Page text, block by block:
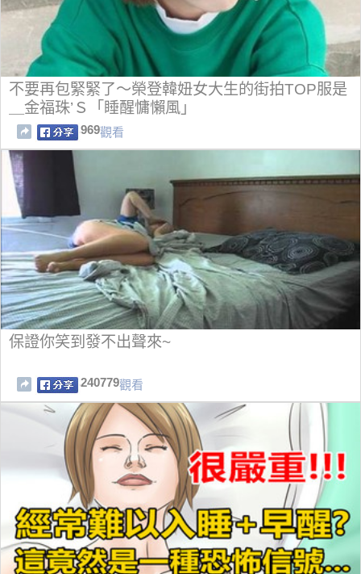
不要再包緊緊了～榮登韓妞女大生的街拍TOP服是
＿金福珠’Ｓ「睡醒慵懶風」
969觀看
保證你笑到發不出聲來~
240779觀看